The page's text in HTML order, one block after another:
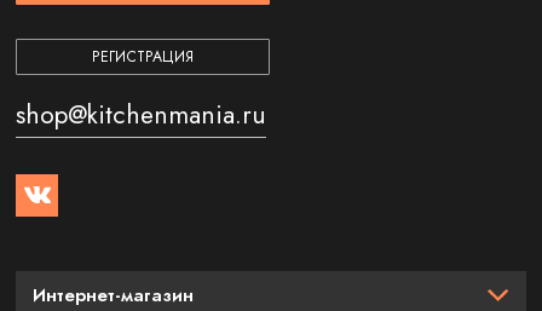
РЕГИСТРАЦИЯ
shop@kitchenmania.ru
Интернет-магазин